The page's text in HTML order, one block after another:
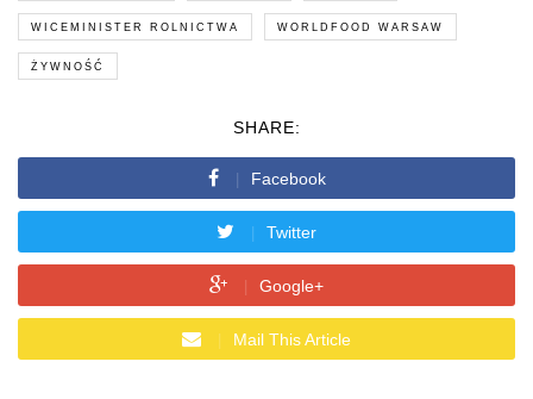
WICEMINISTER ROLNICTWA WORLDFOOD WARSAW
ŻYWNOŚĆ
SHARE:
Facebook
Twitter
Google+
Mail This Article